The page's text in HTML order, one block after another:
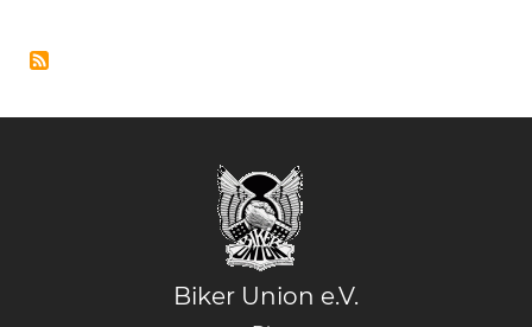
Biker Union e.V.